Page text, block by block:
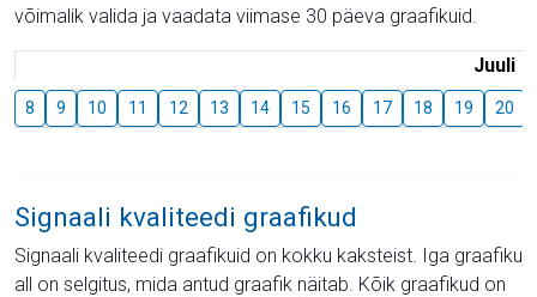
võimalik valida ja vaadata viimase 30 päeva graafikuid.
Juuli
8 9 10 11 12 13 14 15 16 17 18 19 20
Signaali kvaliteedi graafikud
Signaali kvaliteedi graafikuid on kokku kaksteist. Iga graafiku
all on selgitus, mida antud graafik näitab. Kõik graafikud on